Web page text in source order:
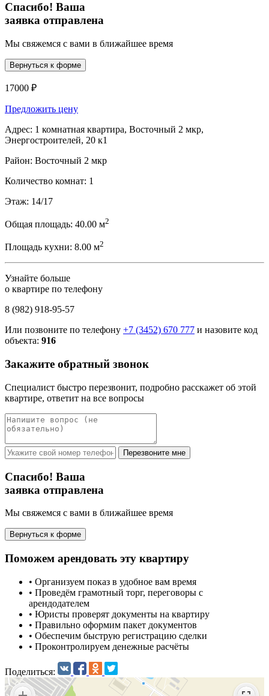
Спасибо! Ваша
заявка отправлена
Мы свяжемся с вами в ближайшее время
Вернуться к форме
17000 ₽
Предложить цену
Адрес: 1 комнатная квартира, Восточный 2 мкр,
Энергостроителей, 20 к1
Район: Восточный 2 мкр
Количество комнат: 1
Этаж: 14/17
Общая площадь: 40.00 м2
Площадь кухни: 8.00 м2
Узнайте больше
о квартире по телефону
8 (982) 918-95-57
Или позвоните по телефону +7 (3452) 670 777 и назовите код
объекта: 916
Закажите обратный звонок
Специалист быстро перезвонит, подробно расскажет об этой
квартире, ответит на все вопросы
Перезвоните мне
Спасибо! Ваша
заявка отправлена
Мы свяжемся с вами в ближайшее время
Вернуться к форме
Поможем арендовать эту квартиру
• Организуем показ в удобное вам время
• Проведём грамотный торг, переговоры с
арендодателем
• Юристы проверят документы на квартиру
• Правильно оформим пакет документов
• Обеспечим быструю регистрацию сделки
• Проконтролируем денежные расчёты
Поделиться: